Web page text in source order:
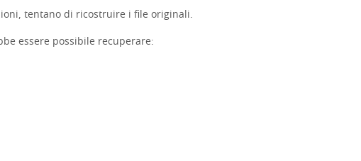
tentano di ricostruire i file originali.
essere possibile recuperare: